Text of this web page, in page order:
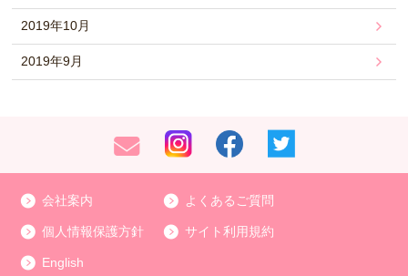
2019年10月
2019年9月
会社案内 よくあるご質問
個人情報保護方針 サイト利用規約
English